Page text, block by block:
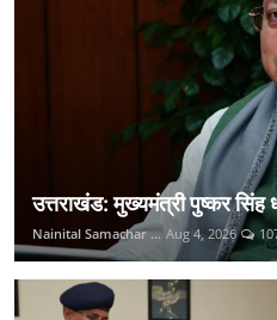
उत्तराखंड: मुख्यमंत्री पुष्कर सिंह
Nainital Samachar ... Aug 4, 2026